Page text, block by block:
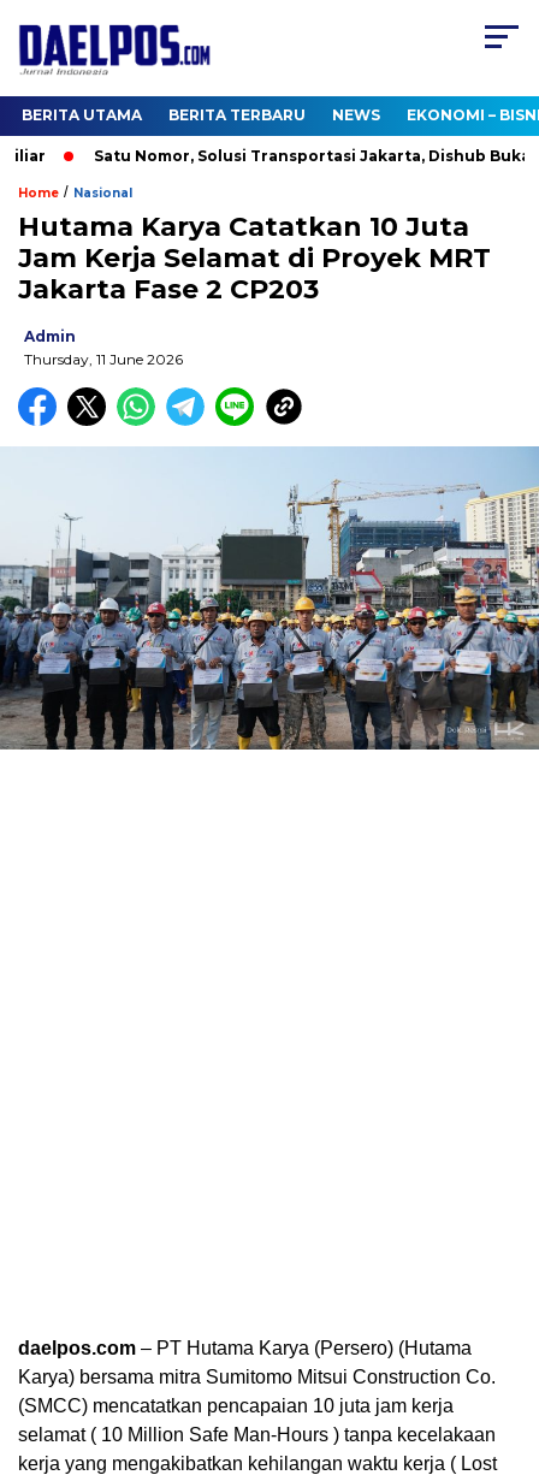
BERITA UTAMA BERITA TERBARU NEWS EKONOMI –
Satu Nomor, Solusi Transportasi Jakarta, Dishub Buka
Home / Nasional
Hutama Karya Catatkan 10 Juta
Jam Kerja Selamat di Proyek MRT
Jakarta Fase 2 CP203
Admin
Thursday, 11 June 2026
daelpos.com – PT Hutama Karya (Persero) (Hutama
Karya) bersama mitra Sumitomo Mitsui Construction Co.
(SMCC) mencatatkan pencapaian 10 juta jam kerja
selamat ( 10 Million Safe Man-Hours ) tanpa kecelakaan
kerja yang mengakibatkan kehilangan waktu kerja ( Lost